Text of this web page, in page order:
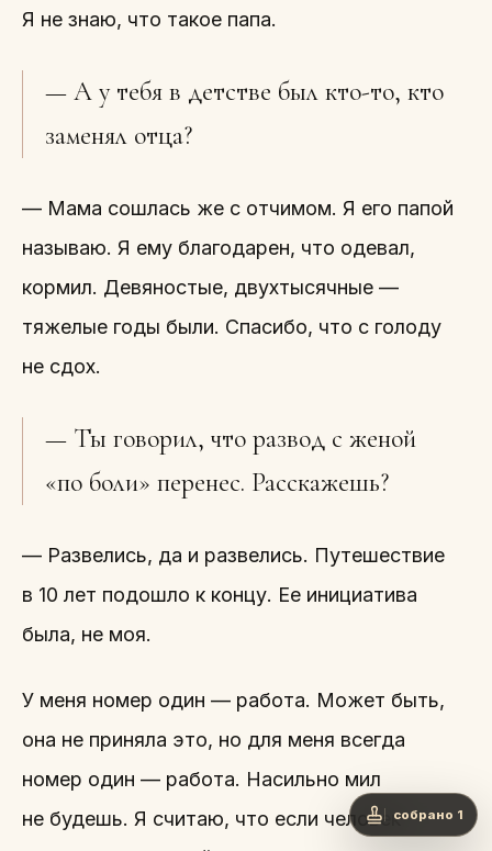
Я не знаю, что такое папа.
— А у тебя в детстве был кто-то, кто
заменял отца?
— Мама сошлась же с отчимом. Я его папой
называю. Я ему благодарен, что одевал,
кормил. Девяностые, двухтысячные —
тяжелые годы были. Спасибо, что с голоду
не сдох.
— Ты говорил, что развод с женой
«по боли» перенес. Расскажешь?
— Развелись, да и развелись. Путешествие
в 10 лет подошло к концу. Ее инициатива
была, не моя.
У меня номер один — работа. Может быть,
она не приняла это, но для меня всегда
номер один — работа. Насильно мил
не будешь. Я считаю, что если человексобрано 1